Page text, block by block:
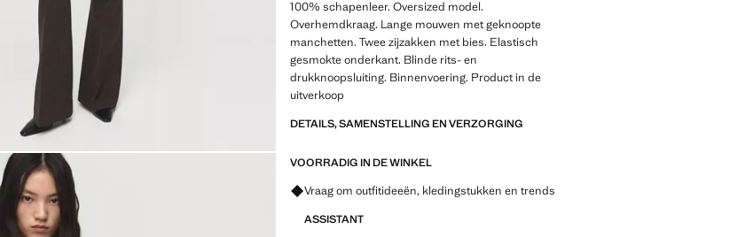
100% schapenleer. Oversized model.
Overhemdkraag. Lange mouwen met geknoopte
manchetten. Twee zijzakken met bies. Elastisch
gesmokte onderkant. Blinde rits- en
drukknoopsluiting. Binnenvoering. Product in de
uitverkoop
DETAILS, SAMENSTELLING EN VERZORGING
VOORRADIG IN DE WINKEL
Vraag om outfitideeën, kledingstukken en trends
ASSISTANT